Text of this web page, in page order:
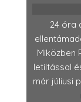
24 óra
Miközben
letiltással
már júliusi